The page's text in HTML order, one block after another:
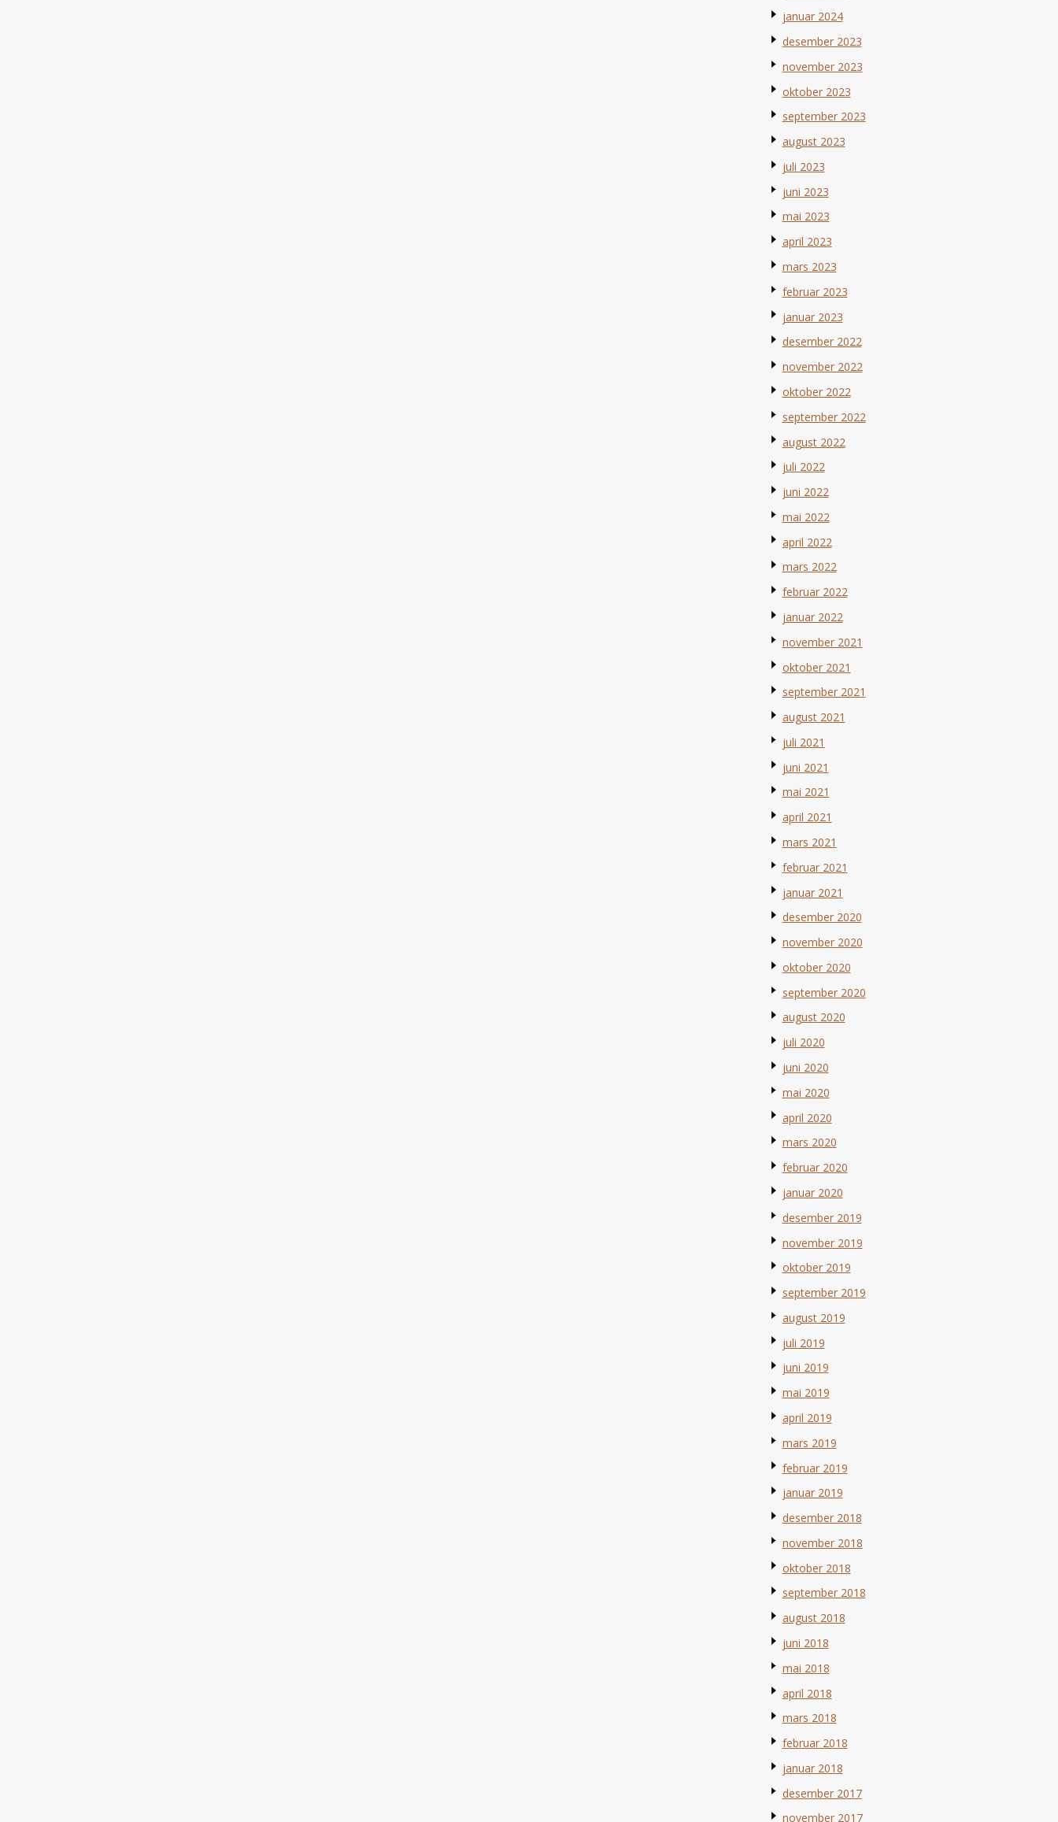
januar 2024
desember 2023
november 2023
oktober 2023
september 2023
august 2023
juli 2023
juni 2023
mai 2023
april 2023
mars 2023
februar 2023
januar 2023
desember 2022
november 2022
oktober 2022
september 2022
august 2022
juli 2022
juni 2022
mai 2022
april 2022
mars 2022
februar 2022
januar 2022
november 2021
oktober 2021
september 2021
august 2021
juli 2021
juni 2021
mai 2021
april 2021
mars 2021
februar 2021
januar 2021
desember 2020
november 2020
oktober 2020
september 2020
august 2020
juli 2020
juni 2020
mai 2020
april 2020
mars 2020
februar 2020
januar 2020
desember 2019
november 2019
oktober 2019
september 2019
august 2019
juli 2019
juni 2019
mai 2019
april 2019
mars 2019
februar 2019
januar 2019
desember 2018
november 2018
oktober 2018
september 2018
august 2018
juni 2018
mai 2018
april 2018
mars 2018
februar 2018
januar 2018
desember 2017
november 2017